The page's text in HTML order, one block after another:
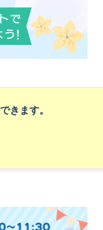
きます。